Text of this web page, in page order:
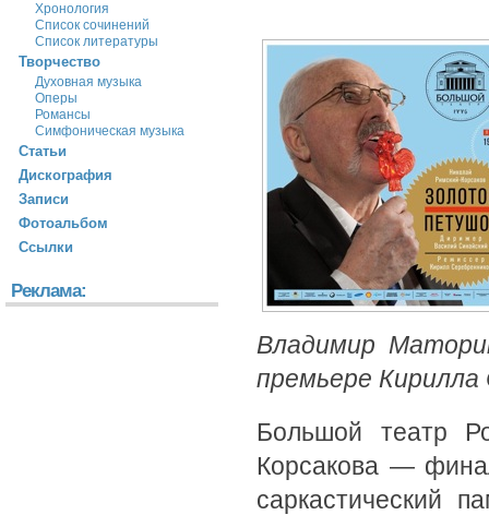
Владимир
премьере Кирилла
Большой театр
Корсакова —
саркастический
Хронология
Список сочинений
Список литературы
Творчество
Духовная музыка
Оперы
Романсы
Симфоническая музыка
Статьи
Дискография
Записи
Фотоальбом
Ссылки
Реклама: